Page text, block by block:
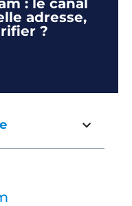
: le canal
adresse,
?